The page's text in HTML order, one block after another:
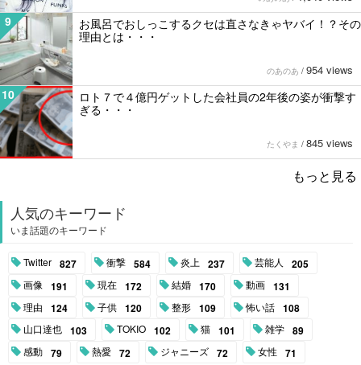
9
お風呂でおしっこするクセは直さなきゃヤバイ！？その
理由とは・・・
のあのあ / 954 views
10
ロト７で４億円ゲットした会社員の2年後の姿が衝撃す
ぎる・・・
たくやま / 845 views
もっと見る
人気のキーワード
いま話題のキーワード
Twitter 827 衝撃 584 炎上 237 芸能人 205
画像 191 現在 172 結婚 170 動画 131
理由 124 子供 120 整形 109 怖い話 108
山口達也 103 TOKIO 102 猫 101 雑学 89
感動 79 熱愛 72 ジャニーズ 72 女性 71